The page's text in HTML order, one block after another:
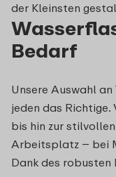
der Kleinsten
Bedarf
Unsere Auswahl
jeden das
bis hin zur
Arbeitsplatz – bei
Dank des robusten